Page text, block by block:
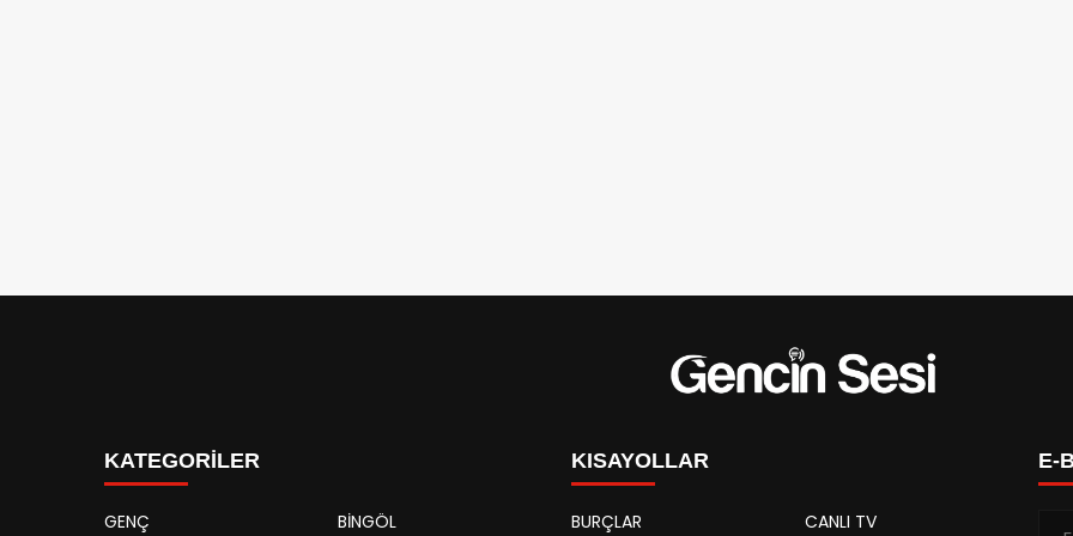
KATEGORİLER
GENÇ
BİNGÖL
KISAYOLLAR
BURÇLAR
CANLI TV
E-